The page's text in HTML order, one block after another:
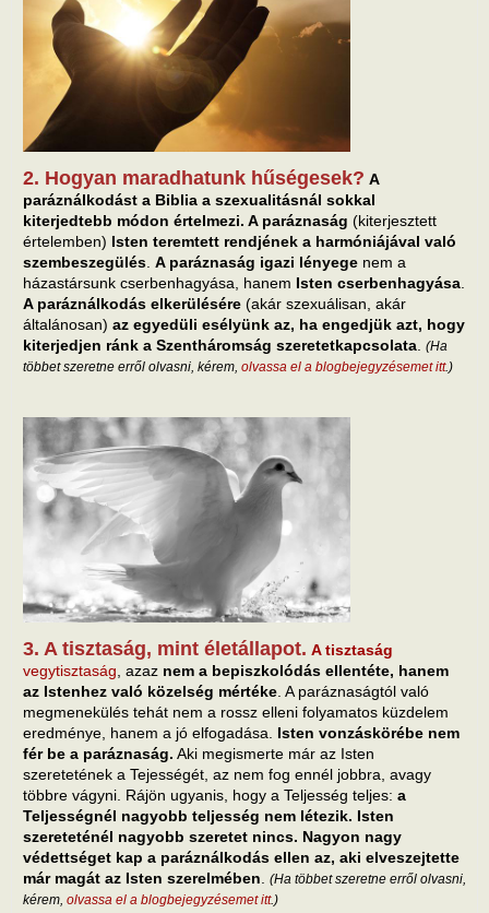
2. Hogyan maradhatunk hűségesek? A
paráználkodást a Biblia a szexualitásnál sokkal
kiterjedtebb módon értelmezi. A paráznaság (kiterjesztett
értelemben) Isten teremtett rendjének a harmóniájával való
szembeszegülés A paráznaság igazi lényege nem a
házastársunk cserbenhagyása, hanem Isten cserbenhagyása
A paráználkodás elkerülésére (akár szexuálisan, akár
általánosan) az egyedüli esélyünk az, ha engedjük azt, hogy
kiterjedjen ránk a Szentháromság szeretetkapcsolata (Ha
többet szeretne erről olvasni, kérem, olvassa el a blogbejegyzésemet itt.)
3. A tisztaság, mint életállapot. A tisztaság
vegytisztaság , azaz nem a bepiszkolódás ellentéte, hanem
az Istenhez való közelség mértéke . A paráznaságtól való
megmenekülés tehát nem a rossz elleni folyamatos küzdelem
eredménye, hanem a jó elfogadása. Isten vonzáskörébe nem
fér be a paráznaság. Aki megismerte már az Isten
szeretetének a Tejességét, az nem fog ennél jobbra, avagy
többre vágyni. Rájön ugyanis, hogy a Teljesség teljes: a
Teljességnél nagyobb teljesség nem létezik. Isten
szereteténél nagyobb szeretet nincs. Nagyon nagy
védettséget kap a paráználkodás ellen az, aki elveszejtette
már magát az Isten szerelmében
(Ha többet szeretne erről olvasni,
kérem, olvassa el a blogbejegyzésemet itt.)